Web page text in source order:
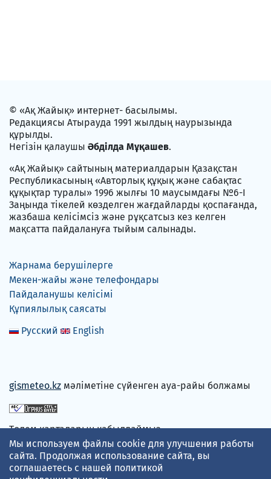
© «Ақ Жайық» интернет- басылымы.
Редакциясы Атырауда 1991 жылдың наурызында
құрылды.
Негізін қалаушы Әбділда Мұқашев.
«Ақ Жайық» сайтының материалдарын Қазақстан
Республикасының «Авторлық құқық және сабақтас
құқықтар туралы» 1996 жылғы 10 маусымдағы №6-I
Заңында тікелей көзделген жағдайларды қоспағанда,
жазбаша келісімсіз және рұқсатсыз кез келген
мақсатта пайдалануға тыйым салынады.
Жарнама берушілерге
Мекен-жайы және телефондары
Пайдаланушы келісімі
Құпиялылық саясаты
Русский
English
gismeteo.kz мәліметіне сүйенген ауа-райы болжамы
Төлем карталарын қабылдаймыз
Мы используем файлы cookie для улучшения работы
сайта. Продолжая использование сайта, вы
соглашаетесь с нашей политикой